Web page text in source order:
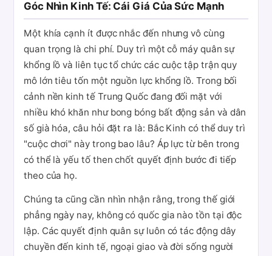
Góc Nhìn Kinh Tế: Cái Giá Của Sức Mạnh
Một khía cạnh ít được nhắc đến nhưng vô cùng
quan trọng là chi phí. Duy trì một cỗ máy quân sự
khổng lồ và liên tục tổ chức các cuộc tập trận quy
mô lớn tiêu tốn một nguồn lực khổng lồ. Trong bối
cảnh nền kinh tế Trung Quốc đang đối mặt với
nhiều khó khăn như bong bóng bất động sản và dân
số già hóa, câu hỏi đặt ra là: Bắc Kinh có thể duy trì
"cuộc chơi" này trong bao lâu? Áp lực từ bên trong
có thể là yếu tố then chốt quyết định bước đi tiếp
theo của họ.
Chúng ta cũng cần nhìn nhận rằng, trong thế giới
phẳng ngày nay, không có quốc gia nào tồn tại độc
lập. Các quyết định quân sự luôn có tác động dây
chuyền đến kinh tế, ngoại giao và đời sống người